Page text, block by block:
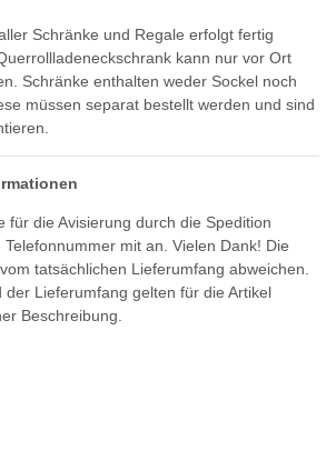
Schränke und Regale erfolgt fertig
kann nur vor Ort
Schränke enthalten weder Sockel noch
müssen separat bestellt werden und sind
für die Avisierung durch die Spedition
mit an. Vielen Dank! Die
tatsächlichen Lieferumfang abweichen.
der Lieferumfang gelten für die Artikel
Beschreibung.